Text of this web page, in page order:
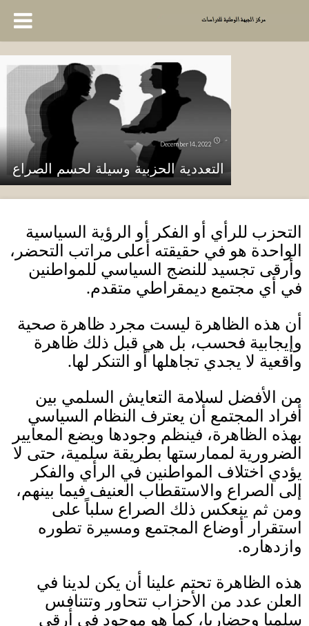
December 14, 2022
التعددية الحزبية وسيلة لحسم الصراع
التحزب للرأي أو الفكر أو الرؤية السياسية
الواحدة هو في حقيقته أعلى مراتب التحضر،
وأرقى تجسيد للنضج السياسي للمواطنين
في أي مجتمع ديمقراطي متقدم.
أن هذه الظاهرة ليست مجرد ظاهرة صحية
وإيجابية فحسب، بل هي قبل ذلك ظاهرة
واقعية لا يجدي تجاهلها أو التنكر لها.
من الأفضل لسلامة التعايش السلمي بين
أفراد المجتمع أن يعترف النظام السياسي
بهذه الظاهرة، فينظم وجودها ويضع المعايير
الضرورية لممارستها بطريقة سلمية، حتى لا
يؤدي اختلاف المواطنين في الرأي والفكر
إلى الصراع والاستقطاب العنيف فيما بينهم،
ومن ثم ينعكس ذلك الصراع سلباً على
استقرار أوضاع المجتمع ومسيرة تطوره
وازدهاره.
هذه الظاهرة تحتم علينا أن يكن لدينا في
العلن عدد من الأحزاب تتحاور وتتنافس
سلميا وحضاريا، كما هو موجود في أرقى